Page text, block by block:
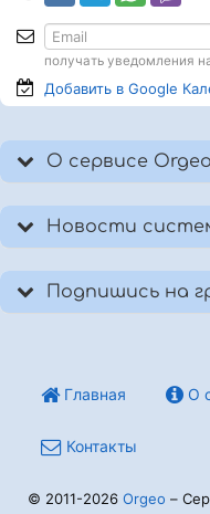
получать уведомления
Добавить в Google
О сервисе
Новости
Подпишись на
Главная О
Контакты
© 2011-2026 Orgeo –